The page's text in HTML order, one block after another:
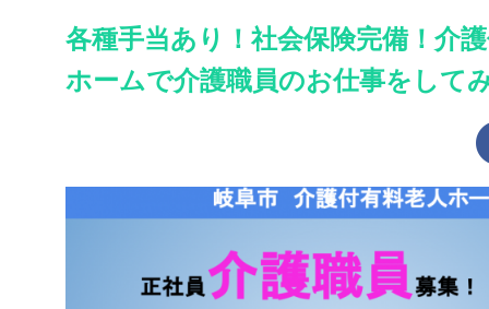
各種手当あり！社会保険完備！介
ホームで介護職員のお仕事をして